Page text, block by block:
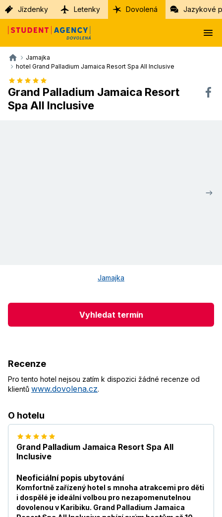
Jízdenky Letenky Dovolená Jazykové
Jamajka
hotel Grand Palladium Jamaica Resort Spa All Inclusive
Grand Palladium Jamaica Resort
Spa All Inclusive
Jamajka
Vyhledat termín
Recenze
Pro tento hotel nejsou zatím k dispozici žádné recenze od
klientů www.dovolena.cz.
O hotelu
Grand Palladium Jamaica Resort Spa All
Inclusive
Neoficiální popis ubytování
Komfortně zařízený hotel s mnoha atrakcemi pro děti
i dospělé je ideální volbou pro nezapomenutelnou
dovolenou v Karibiku. Grand Palladium Jamaica